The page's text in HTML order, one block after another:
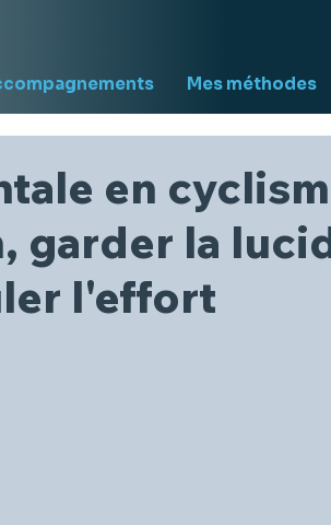
Mes méthodes
en
garder la
l'effort